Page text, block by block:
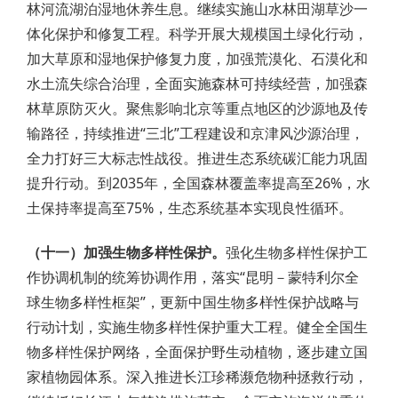
林河流湖泊湿地休养生息。继续实施山水林田湖草沙一
体化保护和修复工程。科学开展大规模国土绿化行动，
加大草原和湿地保护修复力度，加强荒漠化、石漠化和
水土流失综合治理，全面实施森林可持续经营，加强森
林草原防灭火。聚焦影响北京等重点地区的沙源地及传
输路径，持续推进“三北”工程建设和京津风沙源治理，
全力打好三大标志性战役。推进生态系统碳汇能力巩固
提升行动。到2035年，全国森林覆盖率提高至26%，水
土保持率提高至75%，生态系统基本实现良性循环。
（十一）加强生物多样性保护。 强化生物多样性保护工
作协调机制的统筹协调作用，落实“昆明－蒙特利尔全
球生物多样性框架”，更新中国生物多样性保护战略与
行动计划，实施生物多样性保护重大工程。健全全国生
物多样性保护网络，全面保护野生动植物，逐步建立国
家植物园体系。深入推进长江珍稀濒危物种拯救行动，